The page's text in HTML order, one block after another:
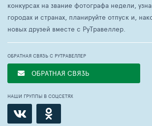
конкурсах на звание фотографа недели,
городах и странах, планируйте отпуск и,
новых друзей вместе с РуТравеллер.
ОБРАТНАЯ СВЯЗЬ С РУТРАВЕЛЛЕР
ОБРАТНАЯ СВЯЗЬ
НАШИ ГРУППЫ В СОЦСЕТЯХ